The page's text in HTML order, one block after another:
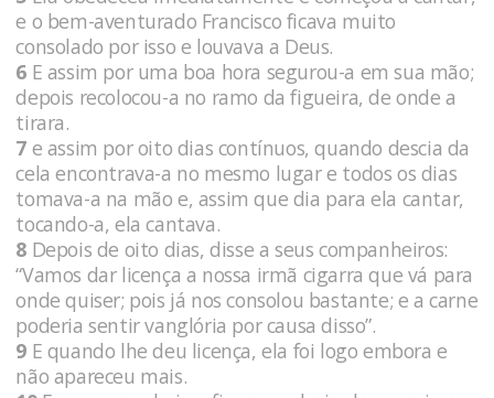
e o bem-aventurado Francisco ficava muito
consolado por isso e louvava a Deus.
6 E assim por uma boa hora segurou-a em sua mão;
depois recolocou-a no ramo da figueira, de onde a
tirara.
7 e assim por oito dias contínuos, quando descia da
cela encontrava-a no mesmo lugar e todos os dias
tomava-a na mão e, assim que dia para ela cantar,
tocando-a, ela cantava.
8 Depois de oito dias, disse a seus companheiros:
“Vamos dar licença a nossa irmã cigarra que vá para
onde quiser; pois já nos consolou bastante; e a carne
poderia sentir vanglória por causa disso”.
9 E quando lhe deu licença, ela foi logo embora e
não apareceu mais.